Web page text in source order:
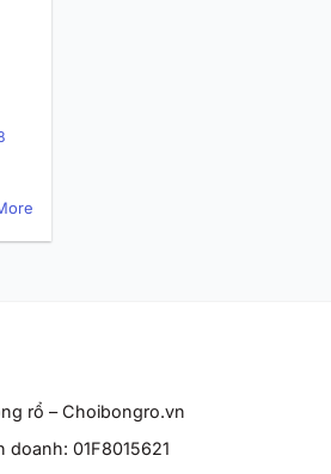
rổ – Choibongro.vn
doanh: 01F8015621